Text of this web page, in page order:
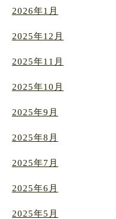
2026年1月
2025年12月
2025年11月
2025年10月
2025年9月
2025年8月
2025年7月
2025年6月
2025年5月